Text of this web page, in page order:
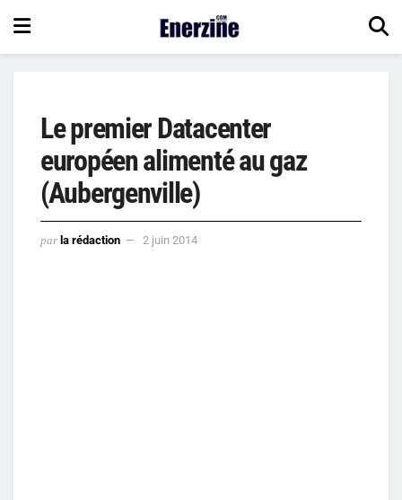
Le premier Datacenter
européen alimenté au gaz
(Aubergenville)
par la rédaction 2 juin 2014